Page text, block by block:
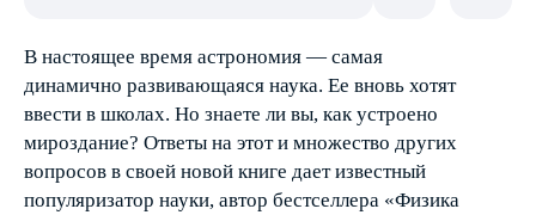
В настоящее время астрономия — самая
динамично развивающаяся наука. Ее вновь хотят
ввести в школах. Но знаете ли вы, как устроено
мироздание? Ответы на этот и множество других
вопросов в своей новой книге дает известный
популяризатор науки, автор бестселлера «Физика